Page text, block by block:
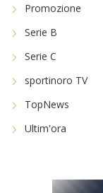
Promozione
Serie B
Serie C
sportinoro TV
TopNews
Ultim'ora